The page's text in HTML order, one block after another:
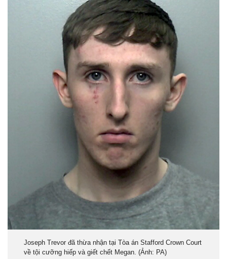
Joseph Trevor đã thừa nhận tại Tòa án Stafford Crown Court
về tội cưỡng hiếp và giết chết Megan. (Ảnh: PA)